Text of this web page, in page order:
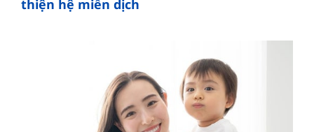
thiện hệ miễn dịch